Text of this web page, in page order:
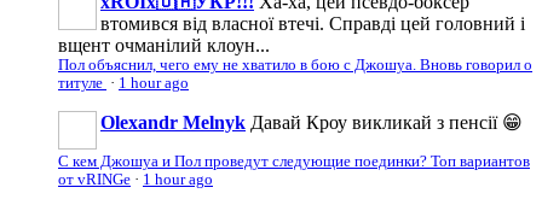
втомився від власної втечі. Справді цей головний і
вщент очманілий клоун...
Пол объяснил, чего ему не хватило в бою с Джошуа. Вновь говорил о
титуле · 1 hour ago
Olexandr Melnyk Давай Кроу викликай з пенсії 😁
С кем Джошуа и Пол проведут следующие поединки? Топ вариантов
от vRINGe · 1 hour ago